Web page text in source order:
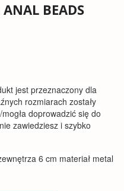
BEADS
jest przeznaczony dla
rozmiarach zostały
doprowadzić się do
zawiedziesz i szybko
6 cm materiał metal